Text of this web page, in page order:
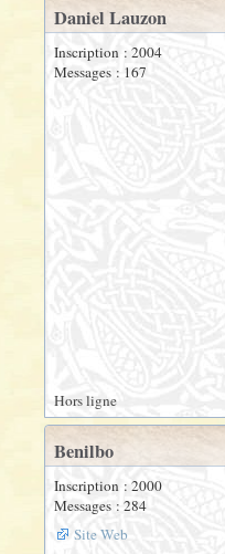
Daniel Lauzon
Inscription : 2004
Messages : 167
Hors ligne
Benilbo
Inscription : 2000
Messages : 284
Site Web